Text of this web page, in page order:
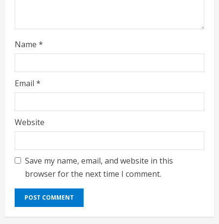
Name *
Email *
Website
Save my name, email, and website in this
browser for the next time I comment.